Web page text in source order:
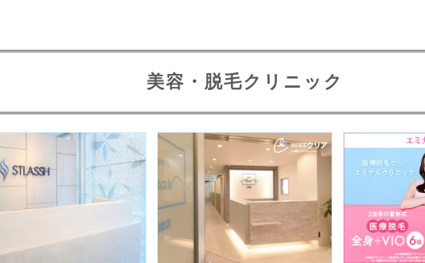
美容・脱毛クリニック